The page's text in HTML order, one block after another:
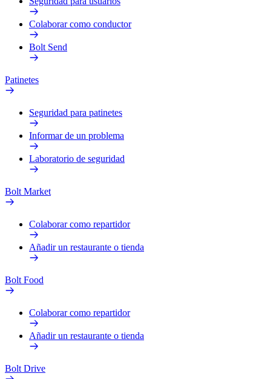
Colaborar como conductor
Bolt Send
Patinetes
Seguridad para patinetes
Informar de un problema
Laboratorio de seguridad
Bolt Market
Colaborar como repartidor
Añadir un restaurante o tienda
Bolt Food
Colaborar como repartidor
Añadir un restaurante o tienda
Bolt Drive